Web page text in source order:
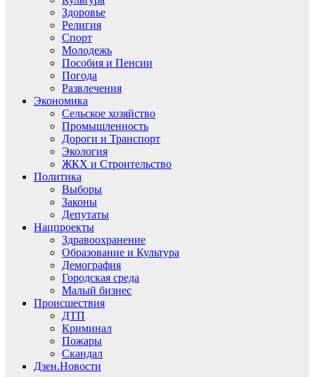
Здоровье
Религия
Спорт
Молодежь
Пособия и Пенсии
Погода
Развлечения
Экономика
Сельское хозяйство
Промышленность
Дороги и Транспорт
Экология
ЖКХ и Строительство
Политика
Выборы
Законы
Депутаты
Нацпроекты
Здравоохранение
Образование и Культура
Демография
Городская среда
Малый бизнес
Происшествия
ДТП
Криминал
Пожары
Скандал
Дзен.Новости